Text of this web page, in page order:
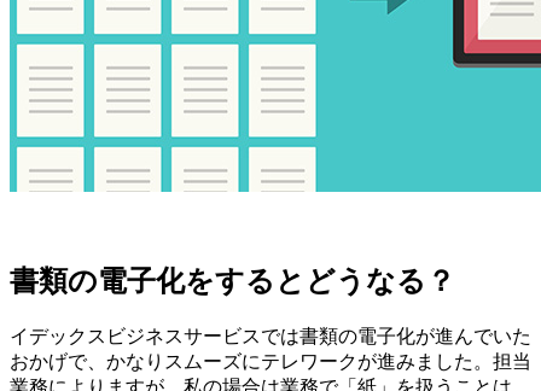
書類の電子化をするとどうなる？
イデックスビジネスサービスでは書類の電子化が進んでいた
おかげで、 かなりスムーズにテレワークが進みました。 担当